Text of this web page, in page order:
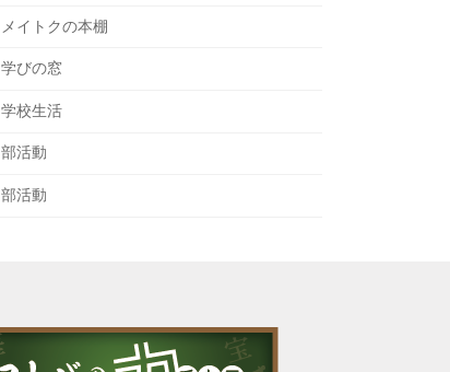
メイトクの本棚
学びの窓
学校生活
部活動
部活動